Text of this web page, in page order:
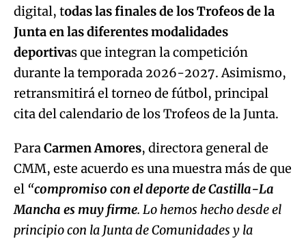
digital, todas las finales de los Trofeos de la
Junta en las diferentes modalidades
deportivas que integran la competición
durante la temporada 2026-2027. Asimismo,
retransmitirá el torneo de fútbol, principal
cita del calendario de los Trofeos de la Junta.
ParaCarmen Amores, directora general de
CMM, este acuerdo es una muestra más de que
el “compromiso con el deporte de Castilla-La
Mancha es muy firme. Lo hemos hecho desde el
principio con la Junta de Comunidades y la